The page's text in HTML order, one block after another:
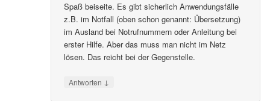
Spaß beiseite. Es gibt sicherlich Anwendungsfälle
z.B. im Notfall (oben schon genannt: Übersetzung)
im Ausland bei Notrufnummern oder Anleitung bei
erster Hilfe. Aber das muss man nicht im Netz
lösen. Das reicht bei der Gegenstelle.
Antworten ↓